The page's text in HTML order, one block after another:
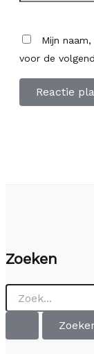
Mijn
voor de
Zoeken
Zoek
naar: